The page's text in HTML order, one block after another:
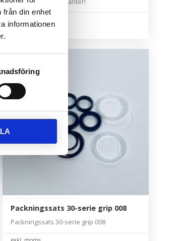
från din enhet
informationen
370kr
Packningssats 30-serie grip 008
Packningssats 30-serie grip 008